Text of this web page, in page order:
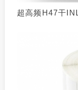
超高频H47干